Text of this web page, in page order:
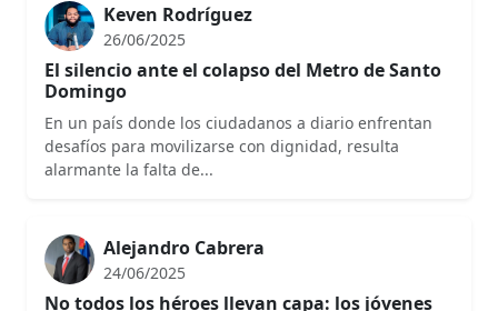
Keven Rodríguez
26/06/2025
El silencio ante el colapso del Metro de Santo
Domingo
En un país donde los ciudadanos a diario enfrentan
desafíos para movilizarse con dignidad, resulta
alarmante la falta de...
Alejandro Cabrera
24/06/2025
No todos los héroes llevan capa: los jóvenes